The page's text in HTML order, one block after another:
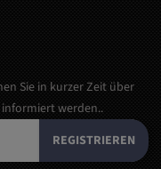
Sie in kurzer Zeit über
werden..
REGISTRIEREN